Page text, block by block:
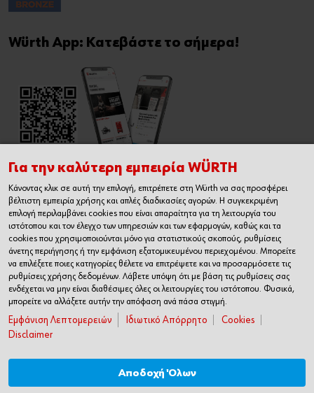
Würth App: Κατεβάστε το σήμερα!
Εγχειρίδιο Χρήσης Ηλεκτρονικού
Καταστήματος
Για την καλύτερη εμπειρία WÜRTH
Κάνοντας κλικ σε αυτή την επιλογή, επιτρέπετε στη Würth να σας προσφέρει
βέλτιστη εμπειρία χρήσης και απλές διαδικασίες αγορών. Η συγκεκριμένη
επιλογή περιλαμβάνει cookies που είναι απαραίτητα για τη λειτουργία του
ιστότοπου και τον έλεγχο των υπηρεσιών και των εφαρμογών, καθώς και τα
cookies που χρησιμοποιούνται μόνο για στατιστικούς σκοπούς, ρυθμίσεις
άνετης περιήγησης ή την εμφάνιση εξατομικευμένου περιεχομένου. Μπορείτε
να επιλέξετε ποιες κατηγορίες θέλετε να επιτρέψετε και να προσαρμόσετε τις
ρυθμίσεις χρήσης δεδομένων. Λάβετε υπόψη ότι με βάση τις ρυθμίσεις σας
ενδέχεται να μην είναι διαθέσιμες όλες οι λειτουργίες του ιστότοπου. Φυσικά,
μπορείτε να αλλάξετε αυτήν την απόφαση ανά πάσα στιγμή.
Εμφάνιση Λεπτομερειών Ιδιωτικό Απόρρητο
Cookies
Disclaimer
Αποδοχή Όλων